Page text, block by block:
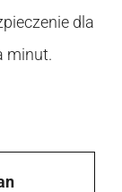
dla
minut.